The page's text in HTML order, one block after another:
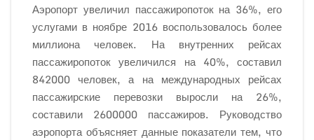
Аэропорт увеличил пассажиропоток на 36%, его
услугами в ноябре 2016 воспользовалось более
миллиона человек. На внутренних рейсах
пассажиропоток увеличился на 40%, составил
842000 человек, а на международных рейсах
пассажирские перевозки выросли на 26%,
составили 2600000 пассажиров. Руководство
аэропорта объясняет данные показатели тем, что